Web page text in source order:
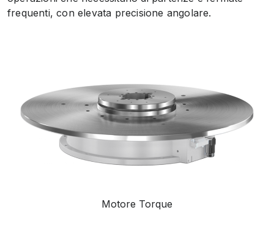
frequenti, con elevata precisione angolare.
Motore Torque